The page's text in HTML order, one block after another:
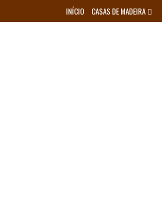
INÍCIO CASAS DE MADEIRA